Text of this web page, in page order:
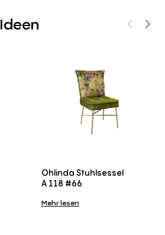
Ideen
Ohlinda Stuhlsessel
A 118 #66
Mehr lesen